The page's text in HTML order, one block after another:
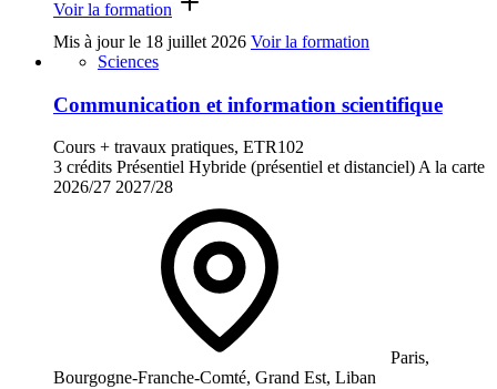
Voir la formation
Mis à jour le 18 juillet 2026 Voir la formation
Sciences
Communication et information scientifique
Cours + travaux pratiques, ETR102
3 crédits Présentiel Hybride (présentiel et distanciel) A la carte
2026/27 2027/28
Paris,
Bourgogne-Franche-Comté, Grand Est, Liban